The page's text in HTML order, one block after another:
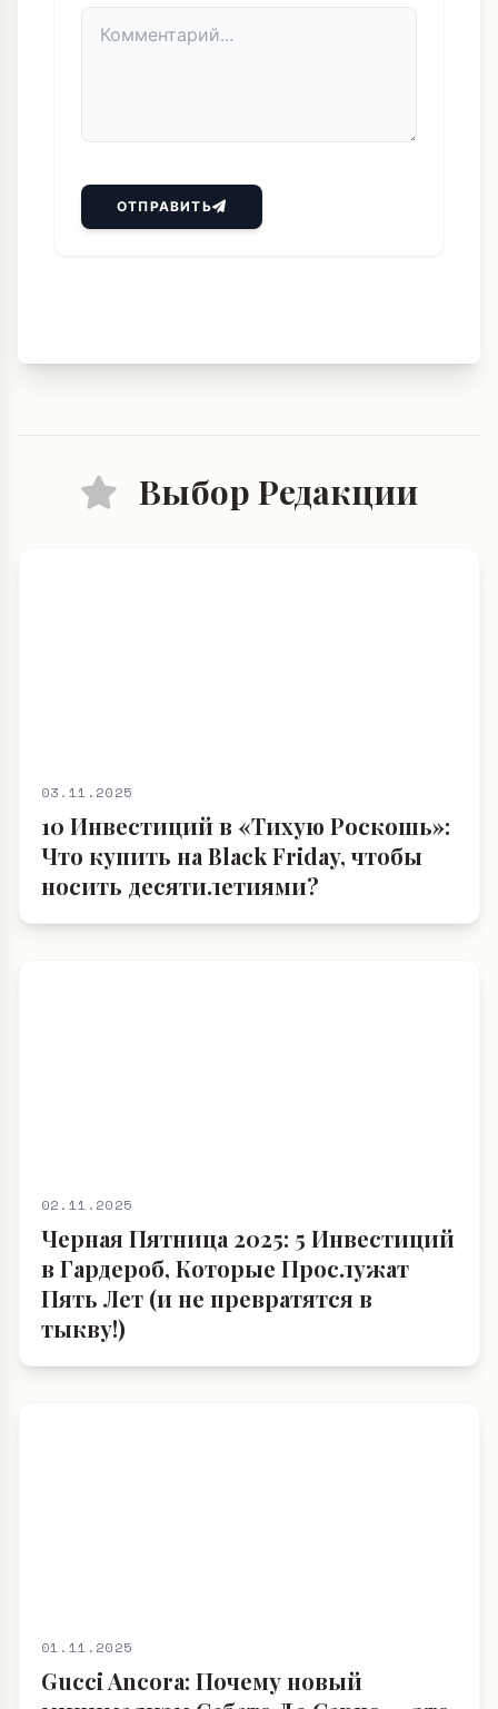
ОТПРАВИТЬ
Выбор Редакции
03.11.2025
10 Инвестиций в «Тихую Роскошь»:
Что купить на Black Friday, чтобы
носить десятилетиями?
02.11.2025
Черная Пятница 2025: 5 Инвестиций
в Гардероб, Которые Прослужат
Пять Лет (и не превратятся в
тыкву!)
01.11.2025
Gucci Ancora: Почему новый